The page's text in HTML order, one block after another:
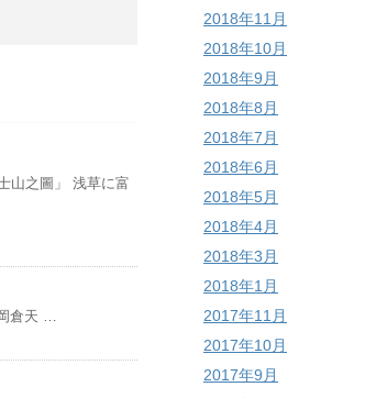
山之圖」 浅草に富
倉天 …
2018年11月
2018年10月
2018年9月
2018年8月
2018年7月
2018年6月
2018年5月
2018年4月
2018年3月
2018年1月
2017年11月
2017年10月
2017年9月